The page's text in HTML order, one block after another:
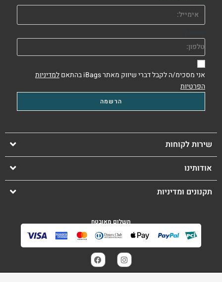
אני מסכימ/ה לקבל דברי שיווק מאתר iBags בהתאם
למדיניות
הפרטיות
שירות לקוחות
אודותינו
תקנונים ומדיניות
תשלום מאובטח